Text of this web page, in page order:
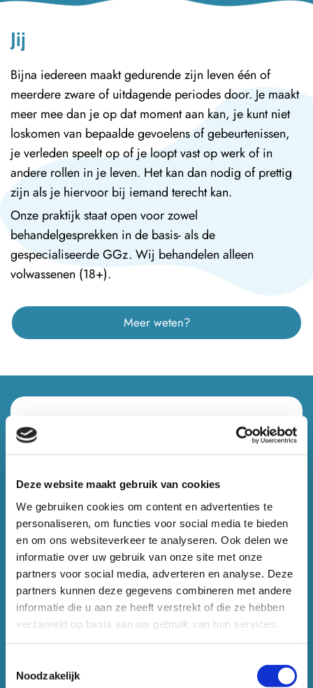
Deze website maakt gebruik van cookies
We gebruiken cookies om content en advertenties te
personaliseren, om functies voor social media te bieden
en om ons websiteverkeer te analyseren. Ook delen we
informatie over uw gebruik van onze site met onze
partners voor social media, adverteren en analyse. Deze
partners kunnen deze gegevens combineren met andere
informatie die u aan ze heeft verstrekt of die ze hebben
verzameld op basis van uw gebruik van hun services.
Noodzakelijk
Jij
Bijna iedereen maakt gedurende zijn leven één of
meerdere zware of uitdagende periodes door. Je maakt
meer mee dan je op dat moment aan kan, je kunt niet
loskomen van bepaalde gevoelens of gebeurtenissen,
je verleden speelt op of je loopt vast op werk of in
andere rollen in je leven. Het kan dan nodig of prettig
zijn als je hiervoor bij iemand terecht kan.
Onze praktijk staat open voor zowel
behandelgesprekken in de basis- als de
gespecialiseerde GGz. Wij behandelen alleen
volwassenen (18+).
Meer weten?